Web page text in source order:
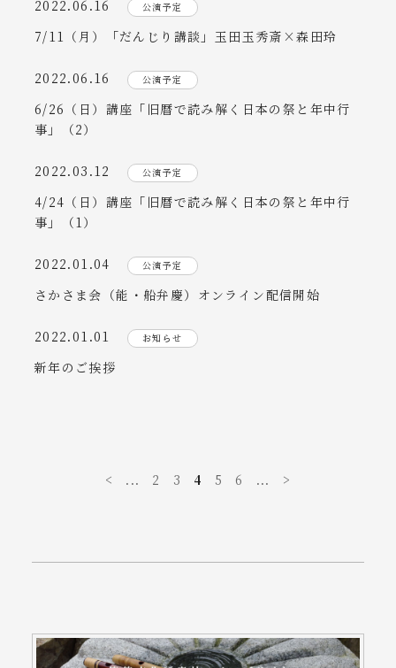
2022.06.16 公演予定
7/11（月）「だんじり講談」玉田玉秀斎×森田玲
2022.06.16 公演予定
6/26（日）講座「旧暦で読み解く日本の祭と年中行
事」（2）
2022.03.12 公演予定
4/24（日）講座「旧暦で読み解く日本の祭と年中行
事」（1）
2022.01.04 公演予定
さかさま会（能・船弁慶）オンライン配信開始
2022.01.01 お知らせ
新年のご挨拶
< ... 2 3 4 5 6 ... >